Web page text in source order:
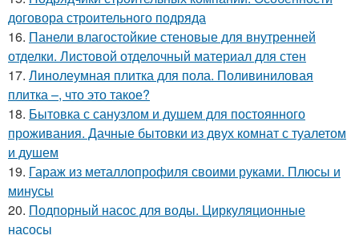
договора строительного подряда
16. Панели влагостойкие стеновые для внутренней
отделки. Листовой отделочный материал для стен
17. Линолеумная плитка для пола. Поливиниловая
плитка –, что это такое?
18. Бытовка с санузлом и душем для постоянного
проживания. Дачные бытовки из двух комнат с туалетом
и душем
19. Гараж из металлопрофиля своими руками. Плюсы и
минусы
20. Подпорный насос для воды. Циркуляционные
насосы